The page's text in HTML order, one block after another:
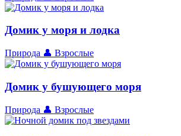
Домик у моря и лодка
Природа 👤 Взрослые
Домик у бушующего моря
Природа 👤 Взрослые